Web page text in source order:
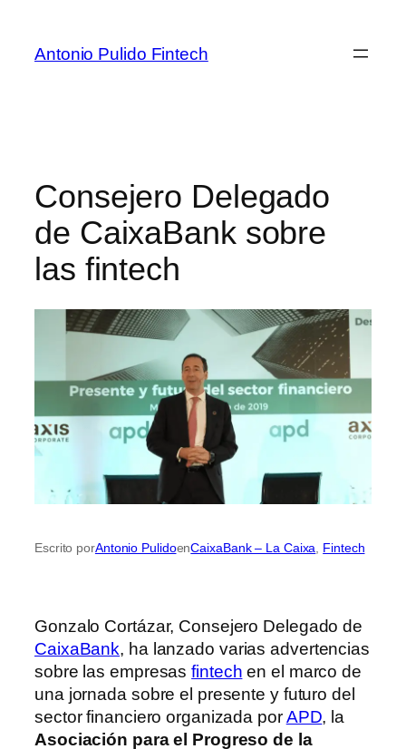
Antonio Pulido Fintech
Consejero Delegado
de CaixaBank sobre
las fintech
Escrito porAntonio PulidoenCaixaBank – La Caixa Fintech
Gonzalo Cortázar, Consejero Delegado de
CaixaBank, ha lanzado varias advertencias
sobre las empresasfintech en el marco de
una jornada sobre el presente y futuro del
sector financiero organizada porAPD, la
Asociación para el Progreso de la